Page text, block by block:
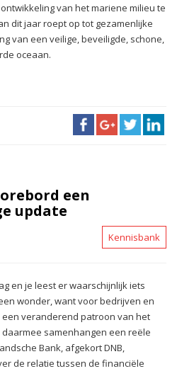
van het mariene milieu te
dit jaar roept op tot gezamenlijke
van een veilige, beveiligde, schone,
oceaan.
een
update
Kennisbank
en je leest er waarschijnlijk iets
wonder, want voor bedrijven en
veranderend patroon van het
samenhangen een reële
Bank, afgekort DNB,
de relatie tussen de financiële